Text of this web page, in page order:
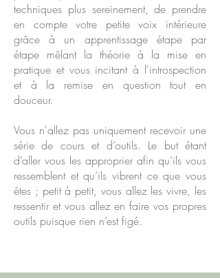
techniques plus sereinement, de prendre
en compte votre petite voix intérieure
grâce à un apprentissage étape par
étape mêlant la théorie à la mise en
pratique et vous incitant à l'introspection
et à la remise en question tout en
douceur.
​Vous n'allez pas uniquement recevoir une
série de cours et d’outils. Le but étant
d’aller vous les approprier afin qu’ils vous
ressemblent et qu’ils vibrent ce que vous
êtes ; petit à petit, vous allez les vivre, les
ressentir et vous allez en faire vos propres
outils puisque rien n’est figé.